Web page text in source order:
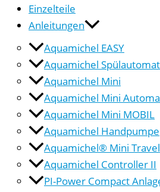
Einzelteile
Anleitungen
Aquamichel EASY
Aquamichel
Aquamichel Mini
Aquamichel Mini
Aquamichel Mini MOBIL
Aquamichel Handpumpe
Aquamichel® Mini Travel
Aquamichel Controller II
PI-Power Compact